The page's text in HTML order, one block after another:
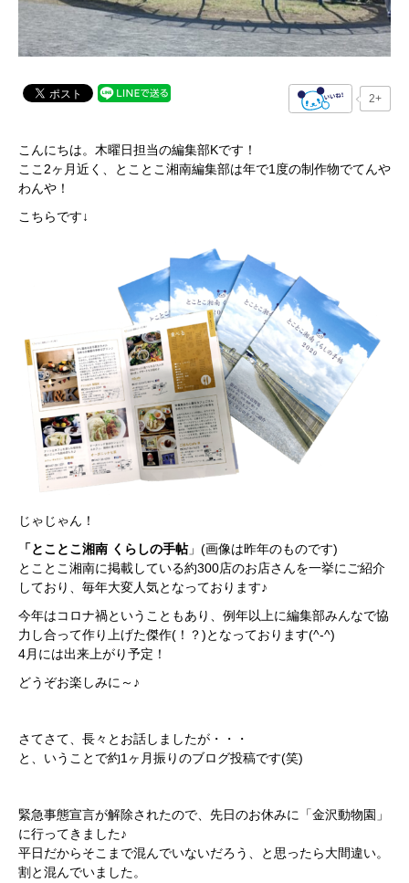
2+
こんにちは。木曜日担当の編集部Kです！
ここ2ヶ月近く、とことこ湘南編集部は年で1度の制作物でてんや
わんや！
こちらです↓
じゃじゃん！
「とことこ湘南 くらしの手帖」(画像は昨年のものです)
とことこ湘南に掲載している約300店のお店さんを一挙にご紹介
しており、毎年大変人気となっております♪
今年はコロナ禍ということもあり、例年以上に編集部みんなで協
力し合って作り上げた傑作(！？)となっております(^-^)
4月には出来上がり予定！
どうぞお楽しみに～♪
さてさて、長々とお話しましたが・・・
と、いうことで約1ヶ月振りのブログ投稿です(笑)
緊急事態宣言が解除されたので、先日のお休みに「金沢動物園」
に行ってきました♪
平日だからそこまで混んでいないだろう、と思ったら大間違い。
割と混んでいました。